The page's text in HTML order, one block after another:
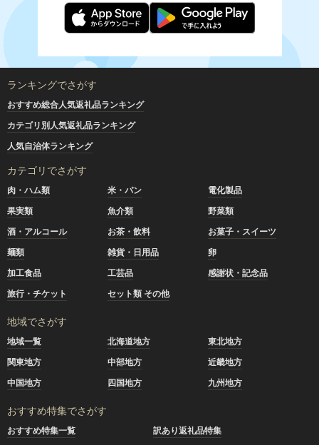
ランキングでさがす
おすすめ総合人気返礼品ランキング
カテゴリ別人気返礼品ランキング
人気自治体ランキング
カテゴリでさがす
肉・ハム類 米・パン
電化製品
果実類
魚介類
野菜類
酒・アルコール
お茶・飲料
お菓子・スイーツ
麺類
雑貨・日用品
卵
加工食品
工芸品
感謝状・記念品
旅行・チケット
セット類 その他
地域でさがす
地域一覧 北海道地方
東北地方
関東地方
中部地方
近畿地方
中国地方
四国地方 九州地方
おすすめ特集でさがす
おすすめ特集一覧
訳あり返礼品特集